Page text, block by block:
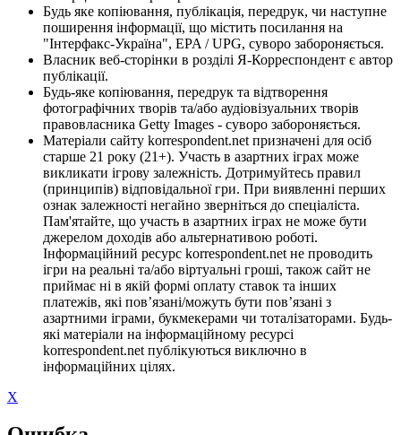
Будь яке копіювання, публікація, передрук, чи наступне
поширення інформації, що містить посилання на
"Інтерфакс-Україна", EPA / UPG, суворо забороняється.
Власник веб-сторінки в розділі Я-Корреспондент є автор
публікації.
Будь-яке копіювання, передрук та відтворення
фотографічних творів та/або аудіовізуальних творів
правовласника Getty Images - суворо забороняється.
Матеріали сайту korrespondent.net призначені для осіб
старше 21 року (21+). Участь в азартних іграх може
викликати ігрову залежність. Дотримуйтесь правил
(принципів) відповідальної гри. При виявленні перших
ознак залежності негайно зверніться до спеціаліста.
Пам'ятайте, що участь в азартних іграх не може бути
джерелом доходів або альтернативою роботі.
Інформаційний ресурс korrespondent.net не проводить
ігри на реальні та/або віртуальні гроші, також сайт не
приймає ні в якій формі оплату ставок та інших
платежів, які пов’язані/можуть бути пов’язані з
азартними іграми, букмекерами чи тоталізаторами. Будь-
які матеріали на інформаційному ресурсі
korrespondent.net публікуються виключно в
інформаційних цілях.
X